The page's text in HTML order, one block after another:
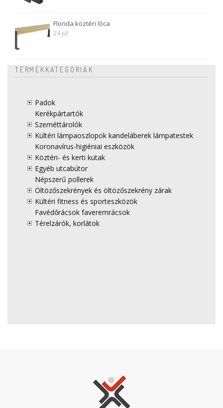
Florida köztéri lóca
24 júl
TERMÉKKATEGÓRIÁK
Padok
Kerékpártartók
Szeméttárolók
Kültéri lámpaoszlopok kandeláberek lámpatestek
Koronavírus-higiéniai eszközök
Köztéri- és kerti kutak
Egyéb utcabútor
Népszerű pollerek
Öltözőszekrények és öltözőszekrény zárak
Kültéri fitness és sporteszközök
Favédőrácsok faveremrácsok
Térelzárók, korlátok